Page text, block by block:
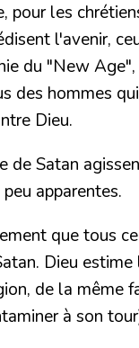
pour les
l'avenir,
du "New
des hommes
Dieu.
de Satan
apparentes.
que tous
Dieu
de la même
à son